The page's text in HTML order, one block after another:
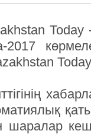
Today